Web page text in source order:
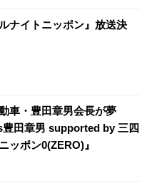
ナイトニッポン』放送決
車・豊田章男会長が夢
豊田章男 supported by 三四
ッポン0(ZERO)』